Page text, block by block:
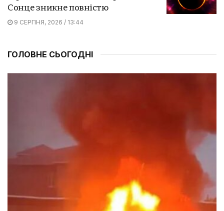
Сонце зникне повністю
9 СЕРПНЯ, 2026 / 13:44
ГОЛОВНЕ СЬОГОДНІ